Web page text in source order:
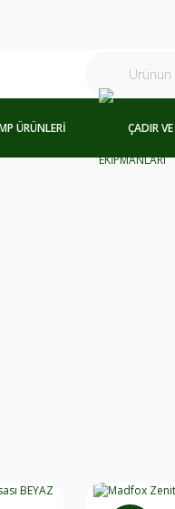
ÜRÜNLERİ ÇADIR